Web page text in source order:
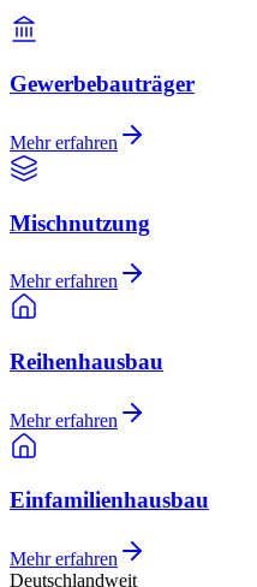
Gewerbebauträger
Mehr erfahren
Mischnutzung
Mehr erfahren
Reihenhausbau
Mehr erfahren
Einfamilienhausbau
Mehr erfahren
Deutschlandweit